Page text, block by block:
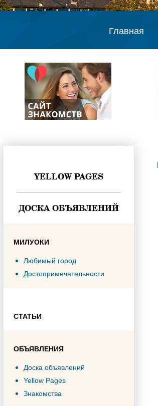
Главная
YELLOW PAGES
ДОСКА ОБЪЯВЛЕНИЙ
МИЛУОКИ
Любимый город
Достопримечательности
СТАТЬИ
ОБЪЯВЛЕНИЯ
Доска объявлений
Yellow Pages
Знакомства